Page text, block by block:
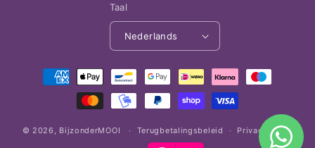
Taal
Nederlands
Betaalmethoden
© 2026, BijzonderMOOI Terugbetalingsbeleid Privacybeleid